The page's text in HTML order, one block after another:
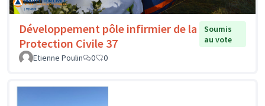
Développement pôle infirmier de la
Protection Civile 37
Soumis
au vote
Etienne Poulin
0 0